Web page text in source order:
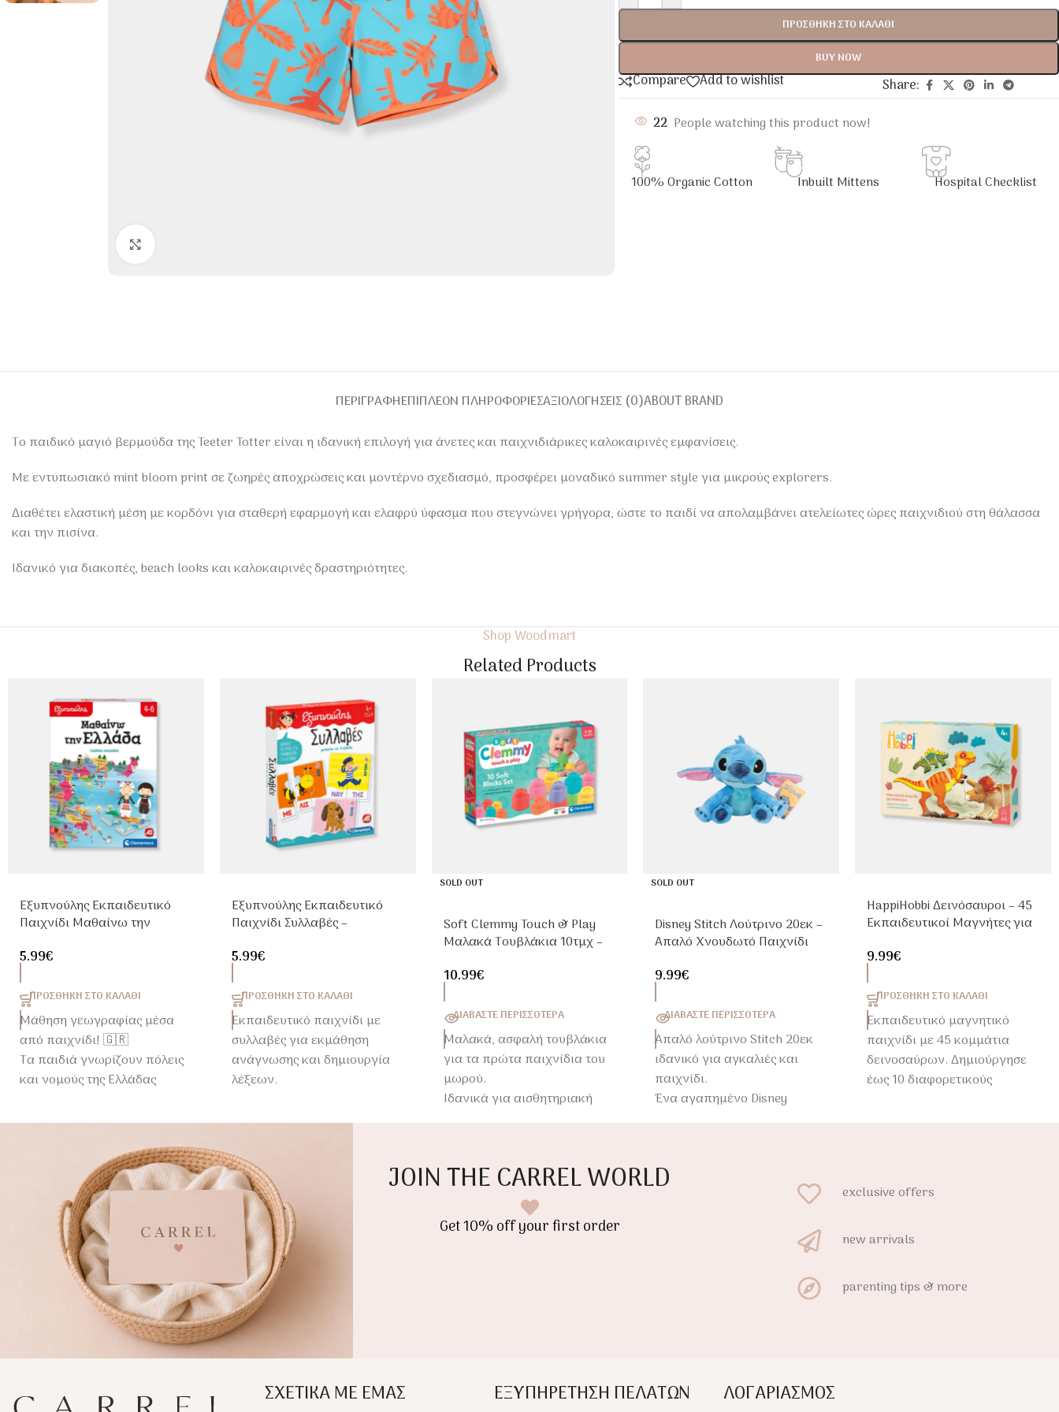
ΠΡΟΣΘΉΚΗ ΣΤΟ ΚΑΛΆΘΙ
BUY NOW
Compare Add to wishlist
Share:
22 People watching this product now!
100% Organic Cotton Inbuilt Mittens Hospital Checklist
ΠΕΡΙΓΡΑΦΉΕΠΙΠΛΈΟΝ ΠΛΗΡΟΦΟΡΊΕΣΑΞΙΟΛΟΓΉΣΕΙΣ (0)ABOUT BRAND
Το παιδικό μαγιό βερμούδα της Teeter Totter είναι η ιδανική επιλογή για άνετες και παιχνιδιάρικες καλοκαιρινές εμφανίσεις.
Με εντυπωσιακό mint bloom print σε ζωηρές αποχρώσεις και μοντέρνο σχεδιασμό, προσφέρει μοναδικό summer style για μικρούς explorers.
Διαθέτει ελαστική μέση με κορδόνι για σταθερή εφαρμογή και ελαφρύ ύφασμα που στεγνώνει γρήγορα, ώστε το παιδί να απολαμβάνει ατελείωτες ώρες παιχνιδιού στη θάλασσα
και την πισίνα.
Ιδανικό για διακοπές, beach looks και καλοκαιρινές δραστηριότητες.
Shop Woodmart
Related Products
Εξυπνούλης Εκπαιδευτικό
Παιχνίδι Μαθαίνω την
Παιδιά 4-6 Ετών
5.99€
ΠΡΟΣΘΉΚΗ ΣΤΟ ΚΑΛΆΘΙ
Μάθηση γεωγραφίας μέσα
από παιχνίδι! 🇬🇷
Τα παιδιά γνωρίζουν πόλεις
και νομούς της Ελλάδας
Εξυπνούλης Εκπαιδευτικό
Παιχνίδι Συλλαβές –
Παιδιά 4+ Ετών
5.99€
ΠΡΟΣΘΉΚΗ ΣΤΟ ΚΑΛΆΘΙ
Εκπαιδευτικό παιχνίδι με
συλλαβές για εκμάθηση
ανάγνωσης και δημιουργία
λέξεων.
κομμάτια για εύκολη
SOLD OUT
Soft Clemmy Touch & Play
Μαλακά Τουβλάκια 10τμχ –
Παιχνίδι 6-36 Μηνών
10.99€
ΔΙΑΒΆΣΤΕ ΠΕΡΙΣΣΌΤΕΡΑ
Μαλακά, ασφαλή τουβλάκια
για τα πρώτα παιχνίδια του
μωρού.
Ιδανικά για αισθητηριακή
SOLD OUT
Disney Stitch Λούτρινο 20εκ –
Απαλό Χνουδωτό Παιχνίδι
9.99€
ΔΙΑΒΆΣΤΕ ΠΕΡΙΣΣΌΤΕΡΑ
Απαλό λούτρινο Stitch 20εκ
ιδανικό για αγκαλιές και
παιχνίδι.
Ένα αγαπημένο Disney
HappiHobbi Δεινόσαυροι – 45
Εκπαιδευτικοί Μαγνήτες για
9.99€
ΠΡΟΣΘΉΚΗ ΣΤΟ ΚΑΛΆΘΙ
Εκπαιδευτικό μαγνητικό
παιχνίδι με 45 κομμάτια
δεινοσαύρων. Δημιούργησε
έως 10 διαφορετικούς
JOIN THE CARREL WORLD
Get 10% off your first order
exclusive offers
new arrivals
parenting tips & more
ΣΧΕΤΙΚΑ ΜΕ ΕΜΑΣ ΕΞΥΠΗΡΕΤΗΣΗ ΠΕΛΑΤΩΝ ΛΟΓΑΡΙΑΣΜΟΣ